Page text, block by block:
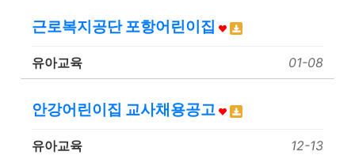
근로복지공단 포항어린이집
유아교육 01-08
안강어린이집 교사채용공고
유아교육 12-13